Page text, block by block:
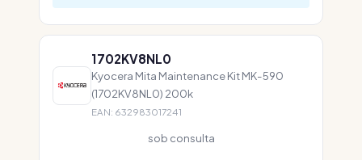
1702KV8NL0
Kyocera Mita Maintenance Kit MK-590
(1702KV8NL0) 200k
EAN: 632983017241
sob consulta